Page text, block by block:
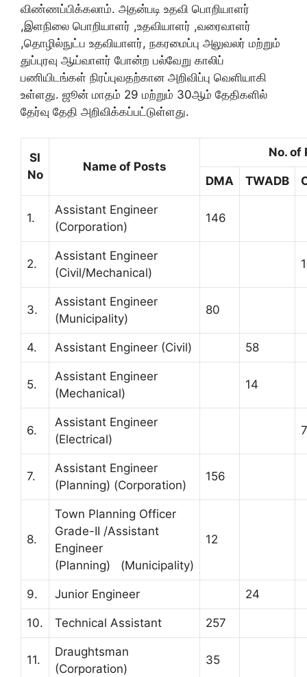
விண்ணப்பிக்கலாம். அதன்படி உதவி பொறியாளர்
,இளநிலை பொறியாளர் ,உதவியாளர் ,வரைவாளர்
,தொழில்நுட்ப உதவியாளர், நகரமைப்பு அலுவலர் மற்றும்
துப்புரவு ஆய்வாளர் போன்ற பல்வேறு காலிப்
பணியிடங்கள் நிரப்புவதற்கான அறிவிப்பு வெளியாகி
உள்ளது. ஜூன் மாதம் 29 மற்றும் 30ஆம் தேதிகளில்
தேர்வு தேதி அறிவிக்கப்பட்டுள்ளது.
SI
No
Name of Posts
No. of
DMA TWADB
1.
Assistant Engineer
(Corporation)
146
2.
Assistant Engineer
(Civil/Mechanical)
3.
Assistant Engineer
(Municipality)
80
4. Assistant Engineer (Civil) 58
5.
Assistant Engineer
(Mechanical)
14
6.
Assistant Engineer
(Electrical)
7.
Assistant Engineer
(Planning) (Corporation)
156
8.
Town Planning Officer
Grade-II /Assistant
Engineer
(Planning) (Municipality)
12
9. Junior Engineer 24
10. Technical Assistant 257
11.
Draughtsman
(Corporation)
35